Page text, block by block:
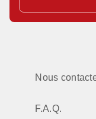
Nous
F.A.Q.